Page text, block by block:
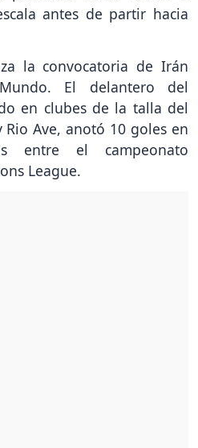
antes de partir hacia
la convocatoria de Irán
El delantero del
en clubes de la talla del
Ave, anotó 10 goles en
entre el campeonato
League.